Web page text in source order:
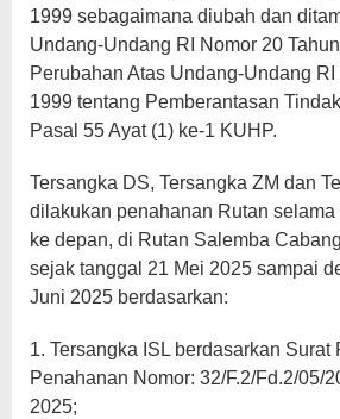
1999 sebagaimana diubah dan
Undang-Undang RI Nomor 20
Perubahan Atas Undang-Undang RI
1999 tentang Pemberantasan
Pasal 55 Ayat (1) ke-1 KUHP.
Tersangka DS, Tersangka ZM dan
dilakukan penahanan Rutan
ke depan, di Rutan Salemba
sejak tanggal 21 Mei 2025 sampai
Juni 2025 berdasarkan:
1. Tersangka ISL berdasarkan Surat
Penahanan Nomor: 32/F.2/Fd.2/05/
2025;